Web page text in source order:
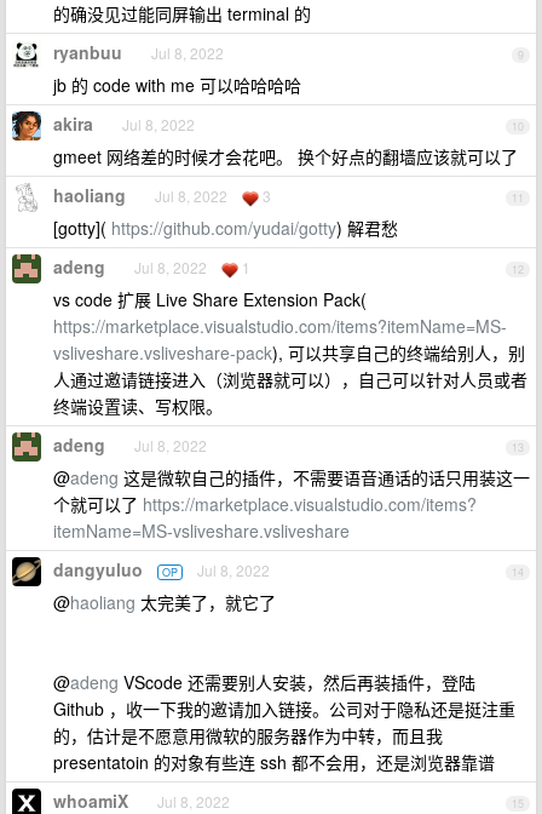
的确没见过能同屏输出 terminal 的
9
ryanbuu Jul 8, 2022
jb 的 code with me 可以哈哈哈哈
10
akira Jul 8, 2022
gmeet 网络差的时候才会花吧。 换个好点的翻墙应该就可以了
11
haoliang Jul 8, 2022 3
[gotty]( https://github.com/yudai/gotty) 解君愁
12
adeng Jul 8, 2022 1
vs code 扩展 Live Share Extension Pack(
https://marketplace.visualstudio.com/items?itemName=MS-
vsliveshare.vsliveshare-pack), 可以共享自己的终端给别人，别
人通过邀请链接进入（浏览器就可以），自己可以针对人员或者
终端设置读、写权限。
13
adeng Jul 8, 2022
@adeng 这是微软自己的插件，不需要语音通话的话只用装这一
个就可以了 https://marketplace.visualstudio.com/items?
itemName=MS-vsliveshare.vsliveshare
14
dangyuluo OP Jul 8, 2022
@haoliang 太完美了，就它了
@adeng VScode 还需要别人安装，然后再装插件，登陆
Github ，收一下我的邀请加入链接。公司对于隐私还是挺注重
的，估计是不愿意用微软的服务器作为中转，而且我
presentatoin 的对象有些连 ssh 都不会用，还是浏览器靠谱
15
whoamiX Jul 8, 2022